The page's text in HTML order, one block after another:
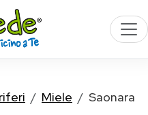
Miele Saonara